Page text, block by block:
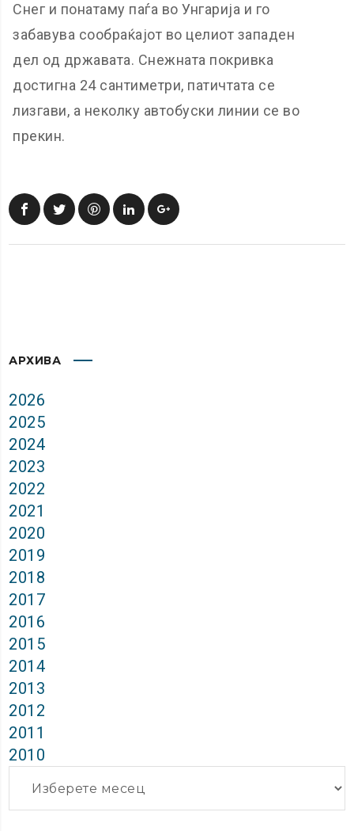
Снег и понатаму паѓа во Унгарија и го
забавува сообраќајот во целиот западен
дел од државата. Снежната покривка
достигна 24 сантиметри, патичтата се
лизгави, а неколку автобуски линии се во
прекин.
АРХИВА
2026
2025
2024
2023
2022
2021
2020
2019
2018
2017
2016
2015
2014
2013
2012
2011
2010